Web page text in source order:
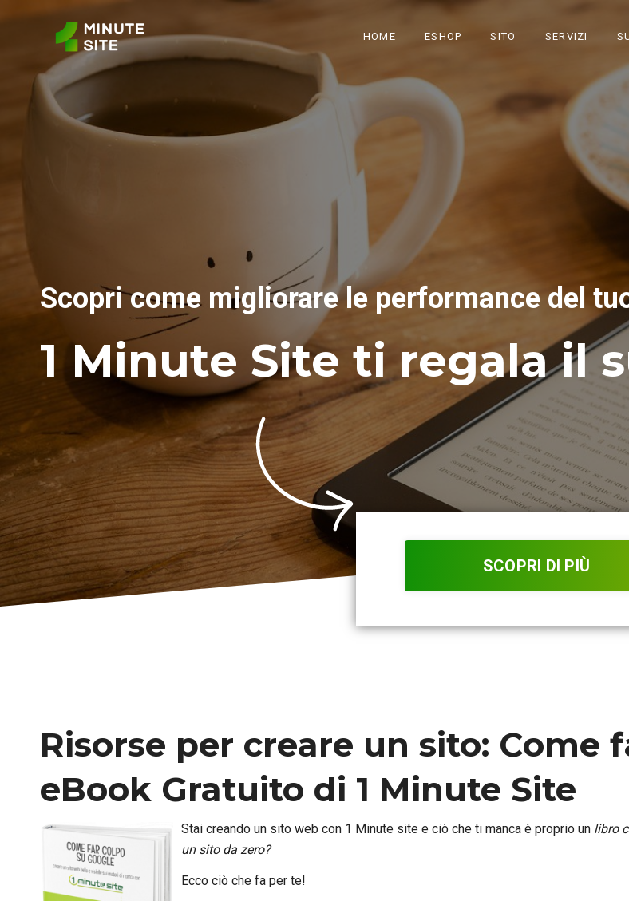
HOME ESHOP SITO SERVIZI
Scopri come migliorare le performance del
1 Minute Site ti regala il
SCOPRI DI PIÙ
Risorse per creare un sito: Come
eBook Gratuito di 1 Minute Site
Stai creando un sito web con 1 Minute site e ciò che ti manca è proprio un libro
un sito da zero?
Ecco ciò che fa per te!